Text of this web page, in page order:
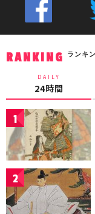
RANKING ランキ
DAILY
24時間
1
2